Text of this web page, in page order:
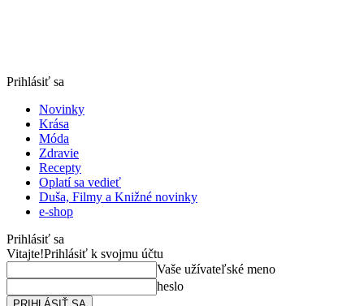
Prihlásiť sa
Novinky
Krása
Móda
Zdravie
Recepty
Oplatí sa vedieť
Duša, Filmy a Knižné novinky
e-shop
Prihlásiť sa
Vitajte!Prihlásiť k svojmu účtu
Vaše užívateľské meno
heslo